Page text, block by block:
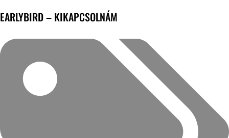
EARLYBIRD – KIKAPCSOLNÁM